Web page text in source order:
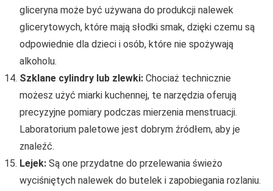
gliceryna może być używana do produkcji nalewek
glicerytowych, które mają słodki smak, dzięki czemu są
odpowiednie dla dzieci i osób, które nie spożywają
alkoholu.
Szklane cylindry lub zlewki: Chociaż technicznie
możesz użyć miarki kuchennej, te narzędzia oferują
precyzyjne pomiary podczas mierzenia menstruacji.
Laboratorium paletowe jest dobrym źródłem, aby je
znaleźć.
Lejek: Są one przydatne do przelewania świeżo
wyciśniętych nalewek do butelek i zapobiegania rozlaniu.